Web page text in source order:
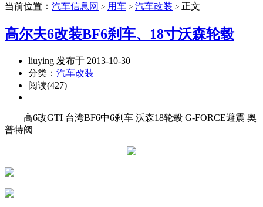
当前位置： 汽车信息网 > 用车 > 汽车改装 > 正文
高尔夫6改装BF6刹车、18寸沃森轮毂
liuying 发布于 2013-10-30
分类： 汽车改装
阅读(427)
高6改GTI 台湾BF6中6刹车 沃森18轮毂 G-FORCE避震 奥
普特阀